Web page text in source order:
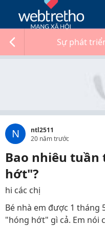
Sự phát
N
ntl2511
20 năm trước
Bao nhiêu
hớt"?
hi các chị
Bé nhà em được 1 tháng
"hóng hớt" gì cả. Em nói